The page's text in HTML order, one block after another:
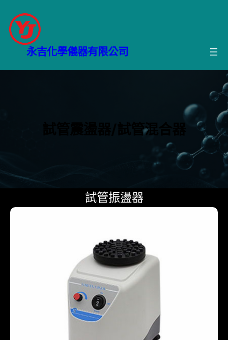
容
永吉化學儀器有限公司
試管震盪器/試管混合器
試管振盪器